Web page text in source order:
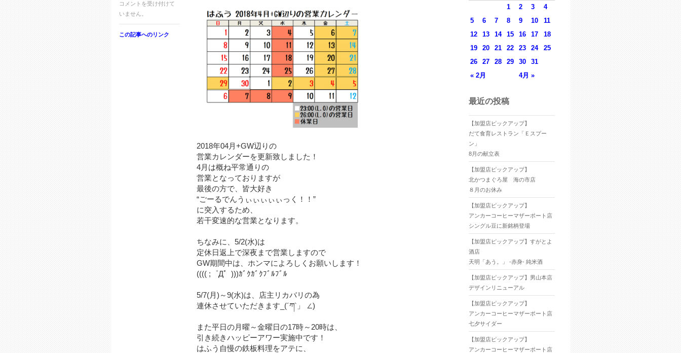
コメントを受け付けて
いません。
この記事へのリンク
2018年04月+GW辺りの
営業カレンダーを更新致しました！
4月は概ね平常通りの
営業となっておりますが
最後の方で、皆大好き
“ごーるでんうぃぃぃぃぃっく！！”
に突入するため、
若干変速的な営業となります。
ちなみに、5/2(水)は
定休日返上で深夜まで営業しますので
GW期間中は、ホンマによろしくお願いします！
(((( ;゜Д゜)))ｶﾞｸｶﾞｸﾌﾞﾙﾌﾞﾙ
5/7(月)～9(水)は、店主リカバリの為
連休させていただきます_(´ཀ`」 ∠)
また平日の月曜～金曜日の17時～20時は、
引き続きハッピーアワー実施中です！
はふう自慢の鉄板料理をアテに、
« 2月 4月 »
1 2 3
4
5
6 7 8 9 10
11
12
13 14 15 16 17
18
19
20 21 22 23 24
25
26
27 28 29 30 31
最近の投稿
【加盟店ピックアップ】
だて食育レストラン「Ｅスプー
ン」
8月の献立表
【加盟店ピックアップ】
北かつまぐろ屋 海の市店
８月のお休み
【加盟店ピックアップ】
アンカーコーヒーマザーポート店
シングル豆に新銘柄登場
【加盟店ピックアップ】すがとよ
酒店
天明「あう。」 -赤身- 純米酒
【加盟店ピックアップ】男山本店
デザインリニューアル
【加盟店ピックアップ】
アンカーコーヒーマザーポート店
七夕サイダー
【加盟店ピックアップ】
アンカーコーヒーマザーポート店